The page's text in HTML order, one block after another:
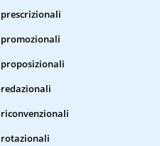
prescrizionali
promozionali
proposizionali
redazionali
riconvenzionali
rotazionali